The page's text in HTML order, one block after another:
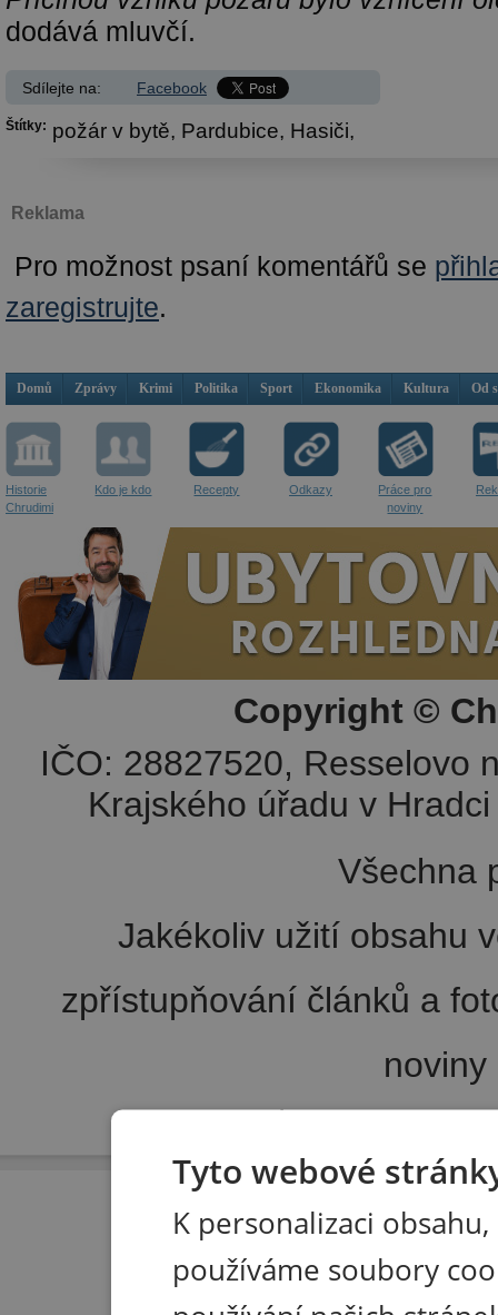
dodává mluvčí.
Sdílejte na: Facebook
Štítky: požár v bytě, Pardubice, Hasiči,
Reklama
Pro možnost psaní komentářů se
zaregistrujte.
Domů Zprávy Krimi Politika Sport Ekonomika Kultura Od
Historie
Chrudimi
Kdo je kdo Recepty Odkazy
Práce pro
noviny
Copyright ©
IČO: 28827520, Resselovo
Krajského úřadu v
Všechna
Jakékoliv užití obsahu
zpřístupňování článků a
Tyto webové
K personalizaci
používáme soubory